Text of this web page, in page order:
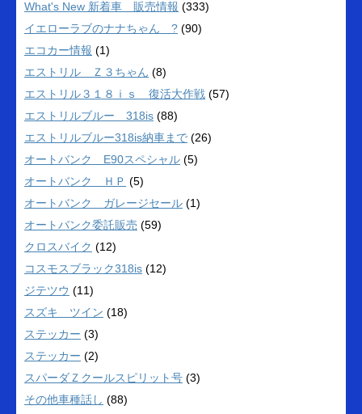
What's New 新着車 販売情報 (333)
イエローラブのナナちゃん ? (90)
エコカー情報 (1)
エストリル Ｚ３ちゃん (8)
エストリル３１８ｉｓ 復活大作戦 (57)
エストリルブルー 318is (88)
エストリルブルー318is納車まで (26)
オートバンク E90スペシャル (5)
オートバンク ＨＰ (5)
オートバンク ガレージセール (1)
オートバンク委託販売 (59)
クロスバイク (12)
コスモスブラック318is (12)
ジテツウ (11)
スズキ ツイン (18)
ステッカー (3)
ステッカー (2)
スパーダＺクールスピリット号 (3)
その他車種話し (88)